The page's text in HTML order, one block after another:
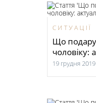
СИТУАЦІЇ
Що
чоловіку:
19 грудня 2019